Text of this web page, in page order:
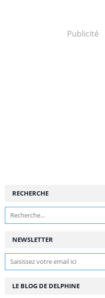
Publicité
NEWSLETTER
RECHERCHE
LE BLOG DE DELPHINE